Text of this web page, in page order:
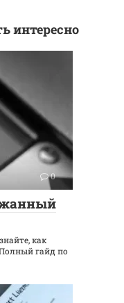
интересно
0
как
гайд по